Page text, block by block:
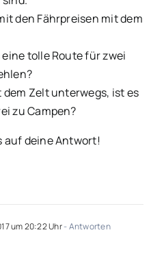
den Fährpreisen mit dem
tolle Route für zwei
dem Zelt unterwegs, ist es
zu Campen?
auf deine Antwort!
um 20:22 Uhr- Antworten